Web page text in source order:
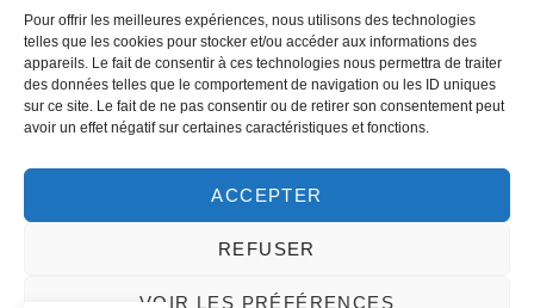
Pour offrir les meilleures expériences, nous utilisons des technologies
telles que les cookies pour stocker et/ou accéder aux informations des
appareils. Le fait de consentir à ces technologies nous permettra de traiter
des données telles que le comportement de navigation ou les ID uniques
sur ce site. Le fait de ne pas consentir ou de retirer son consentement peut
avoir un effet négatif sur certaines caractéristiques et fonctions.
ACCEPTER
REFUSER
VOIR LES PRÉFÉRENCES
Glossaire
Presse
Contact